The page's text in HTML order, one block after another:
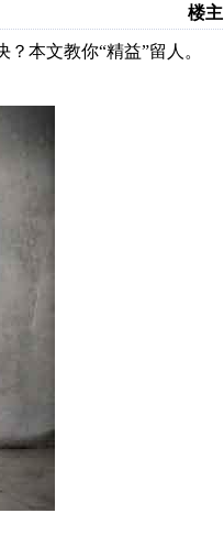
楼主
本文教你“精益”留人。